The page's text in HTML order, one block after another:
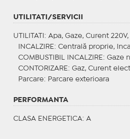
UTILITATI/SERVICII
UTILITATI : Apa, Gaze, Curent
INCALZIRE : Centrală proprie,
COMBUSTIBIL INCALZIRE : Gaze
CONTORIZARE : Gaz, Curent
Parcare: Parcare exterioara
PERFORMANTA
CLASA ENERGETICA: A